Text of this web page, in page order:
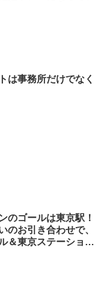
は事務所だけでなく
のゴールは東京駅！
のお引き合わせで、
＆東京ステーション